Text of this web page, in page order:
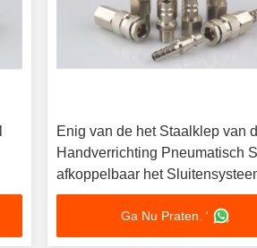
Enig van de het Staalklep van
Handverrichting Pneumatisch
afkoppelbaar het
Ga Nu Praten. '